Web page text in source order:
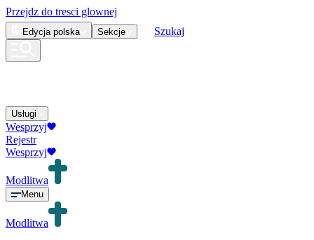
Przejdz do tresci glownej
Edycja polska Sekcje Szukaj
Usługi
Wesprzyj
Rejestr
Wesprzyj
Modlitwa
Menu
Modlitwa